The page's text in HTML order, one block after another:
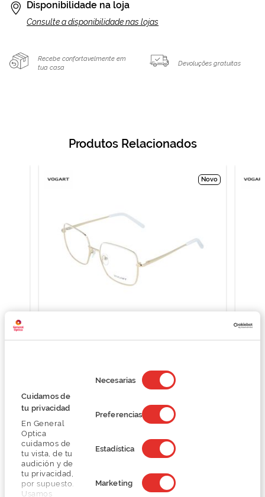
Cuidamos de
tu privacidad
En General
Optica
cuidamos de
tu vista, de tu
audición y de
tu privacidad,
por supuesto.
Usamos
de
consentimiento
Necesarias
Preferencias
Estadística
Marketing
Disponibilidade na loja
Consulte a disponibilidade nas lojas
Recebe confortavelmente em
tua casa
Devoluções gratuitas
Produtos Relacionados
Novo
98,00 €
Detalhes